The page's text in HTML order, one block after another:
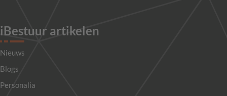
iBestuur artikelen
Nieuws
Blogs
Personalia